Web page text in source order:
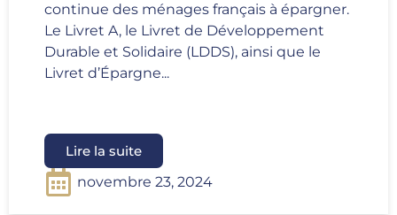
continue des ménages français à épargner.
Le Livret A, le Livret de Développement
Durable et Solidaire (LDDS), ainsi que le
Livret d’Épargne...
Lire la suite
novembre 23, 2024